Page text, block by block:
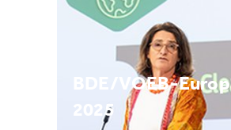
BDE/VOEB-
2025